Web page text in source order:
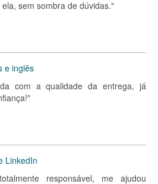
sem sombra de dúvidas."
e inglês
com a qualidade da entrega, já
LinkedIn
responsável, me ajudou